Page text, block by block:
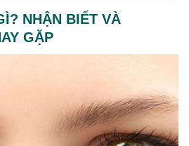
NHẬN BIẾT VÀ
GẶP